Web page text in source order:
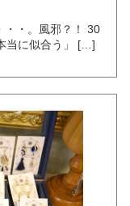
・・。風邪？！ 30
当に似合う」 […]